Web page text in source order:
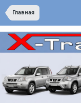
Главная